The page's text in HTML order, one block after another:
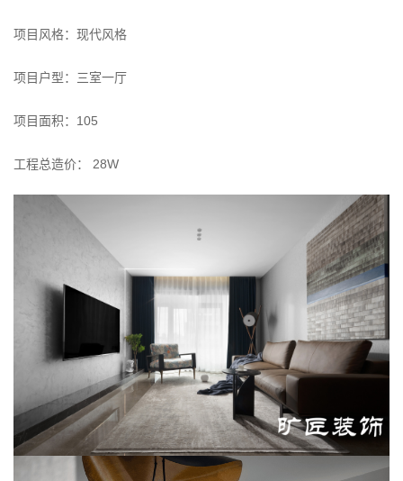
项目风格：现代风格
项目户型：三室一厅
项目面积：105
工程总造价： 28W